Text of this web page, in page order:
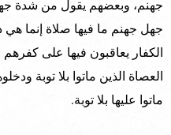
جهنم، وبعضهم يقول من شدة
جهل جهنم ما فيها صلاة إنما هي
الكفار يعاقبون فيها على
العصاة الذين ماتوا بلا توبة
ماتوا عليها بلا توبة.